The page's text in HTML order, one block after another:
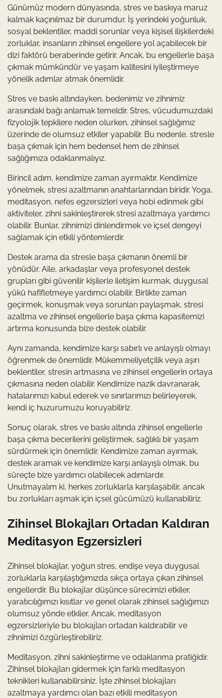
Günümüz modern dünyasında, stres ve baskıya maruz
kalmak kaçınılmaz bir durumdur. İş yerindeki yoğunluk,
sosyal beklentiler, maddi sorunlar veya kişisel ilişkilerdeki
zorluklar, insanların zihinsel engellere yol açabilecek bir
dizi faktörü beraberinde getirir. Ancak, bu engellerle başa
çıkmak mümkündür ve yaşam kalitesini iyileştirmeye
yönelik adımlar atmak önemlidir.
Stres ve baskı altındayken, bedenimiz ve zihnimiz
arasındaki bağı anlamak temeldir. Stres, vücudumuzdaki
fizyolojik tepkilere neden olurken, zihinsel sağlığımız
üzerinde de olumsuz etkiler yapabilir. Bu nedenle, stresle
başa çıkmak için hem bedensel hem de zihinsel
sağlığımıza odaklanmalıyız.
Birincil adım, kendimize zaman ayırmaktır. Kendimize
yönelmek, stresi azaltmanın anahtarlarından biridir. Yoga,
meditasyon, nefes egzersizleri veya hobi edinmek gibi
aktiviteler, zihni sakinleştirerek stresi azaltmaya yardımcı
olabilir. Bunlar, zihnimizi dinlendirmek ve içsel dengeyi
sağlamak için etkili yöntemlerdir.
Destek arama da stresle başa çıkmanın önemli bir
yönüdür. Aile, arkadaşlar veya profesyonel destek
grupları gibi güvenilir kişilerle iletişim kurmak, duygusal
yükü hafifletmeye yardımcı olabilir. Birlikte zaman
geçirmek, konuşmak veya sorunları paylaşmak, stresi
azaltma ve zihinsel engellerle başa çıkma kapasitemizi
artırma konusunda bize destek olabilir.
Aynı zamanda, kendimize karşı sabırlı ve anlayışlı olmayı
öğrenmek de önemlidir. Mükemmeliyetçilik veya aşırı
beklentiler, stresin artmasına ve zihinsel engellerin ortaya
çıkmasına neden olabilir. Kendimize nazik davranarak,
hatalarımızı kabul ederek ve sınırlarımızı belirleyerek,
kendi iç huzurumuzu koruyabiliriz.
Sonuç olarak, stres ve baskı altında zihinsel engellerle
başa çıkma becerilerini geliştirmek, sağlıklı bir yaşam
sürdürmek için önemlidir. Kendimize zaman ayırmak,
destek aramak ve kendimize karşı anlayışlı olmak, bu
süreçte bize yardımcı olabilecek adımlardır.
Unutmayalım ki, herkes zorluklarla karşılaşabilir, ancak
bu zorlukları aşmak için içsel gücümüzü kullanabiliriz.
Zihinsel Blokajları Ortadan Kaldıran
Meditasyon Egzersizleri
Zihinsel blokajlar, yoğun stres, endişe veya duygusal
zorluklarla karşılaştığımızda sıkça ortaya çıkan zihinsel
engellerdir. Bu blokajlar düşünce sürecimizi etkiler,
yaratıcılığımızı kısıtlar ve genel olarak zihinsel sağlığımızı
olumsuz yönde etkiler. Ancak, meditasyon
egzersizleriyle bu blokajları ortadan kaldırabilir ve
zihnimizi özgürleştirebiliriz.
Meditasyon, zihni sakinleştirme ve odaklanma pratiğidir.
Zihinsel blokajları gidermek için farklı meditasyon
teknikleri kullanabilirsiniz. İşte zihinsel blokajları
azaltmaya yardımcı olan bazı etkili meditasyon